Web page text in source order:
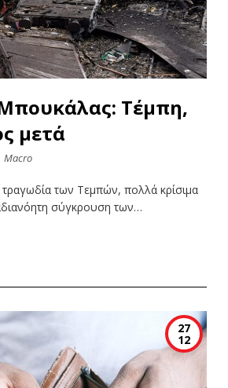
Τέμπη,
μετά
Macro
των Τεμπών, πολλά κρίσιμα
σύγκρουση των…
27
12